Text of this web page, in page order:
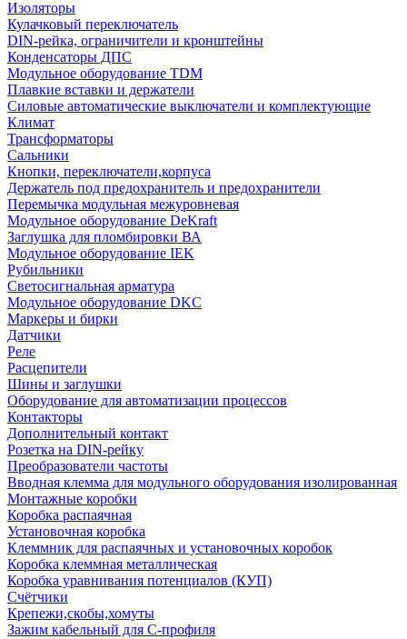
Изоляторы
Кулачковый переключатель
DIN-рейка, ограничители и кронштейны
Конденсаторы ДПС
Модульное оборудование TDM
Плавкие вставки и держатели
Силовые автоматические выключатели и комплектующие
Климат
Трансформаторы
Сальники
Кнопки, переключатели,корпуса
Держатель под предохранитель и предохранители
Перемычка модульная межуровневая
Модульное оборудование DeKraft
Заглушка для пломбировки ВА
Модульное оборудование IEK
Рубильники
Светосигнальная арматура
Модульное оборудование DKC
Маркеры и бирки
Датчики
Реле
Расцепители
Шины и заглушки
Оборудование для автоматизации процессов
Контакторы
Дополнительный контакт
Розетка на DIN-рейку
Преобразователи частоты
Вводная клемма для модульного оборудования изолированная
Монтажные коробки
Коробка распаячная
Установочная коробка
Клеммник для распаячных и установочных коробок
Коробка клеммная металлическая
Коробка уравнивания потенциалов (КУП)
Счётчики
Крепежи,скобы,хомуты
Зажим кабельный для С-профиля